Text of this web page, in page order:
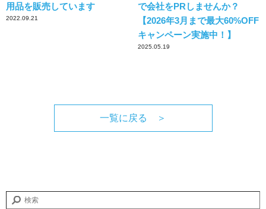
用品を販売しています
2022.09.21
で会社をPRしませんか？
【2026年3月まで最大60%OFF
キャンペーン実施中！】
2025.05.19
一覧に戻る ＞